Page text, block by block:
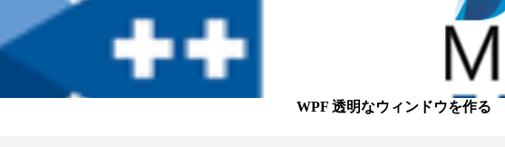
WPF 透明なウィンドウを作る